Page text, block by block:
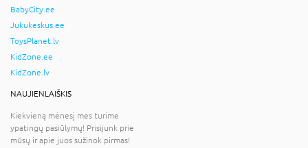
BabyCity.ee
Jukukeskus.ee
ToysPlanet.lv
KidZone.ee
KidZone.lv
NAUJIENLAIŠKIS
Kiekvieną mėnesį mes turime
ypatingų pasiūlymų! Prisijunk prie
mūsų ir apie juos sužinok pirmas!